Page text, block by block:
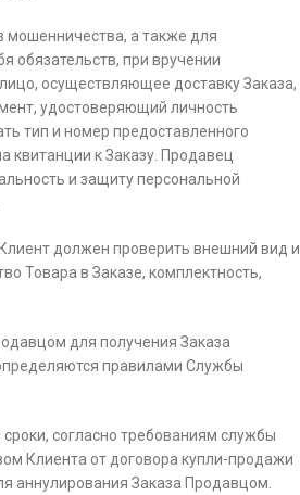
мошенничества, а также для
обязательств, при вручении
осуществляющее доставку Заказа,
удостоверяющий личность
тип и номер предоставленного
квитанции к Заказу. Продавец
и защиту персональной
должен проверить внешний вид и
Товара в Заказе, комплектность,
для получения Заказа
правилами Службы
согласно требованиям службы
Клиента от договора купли­-продажи
аннулирования Заказа Продавцом.